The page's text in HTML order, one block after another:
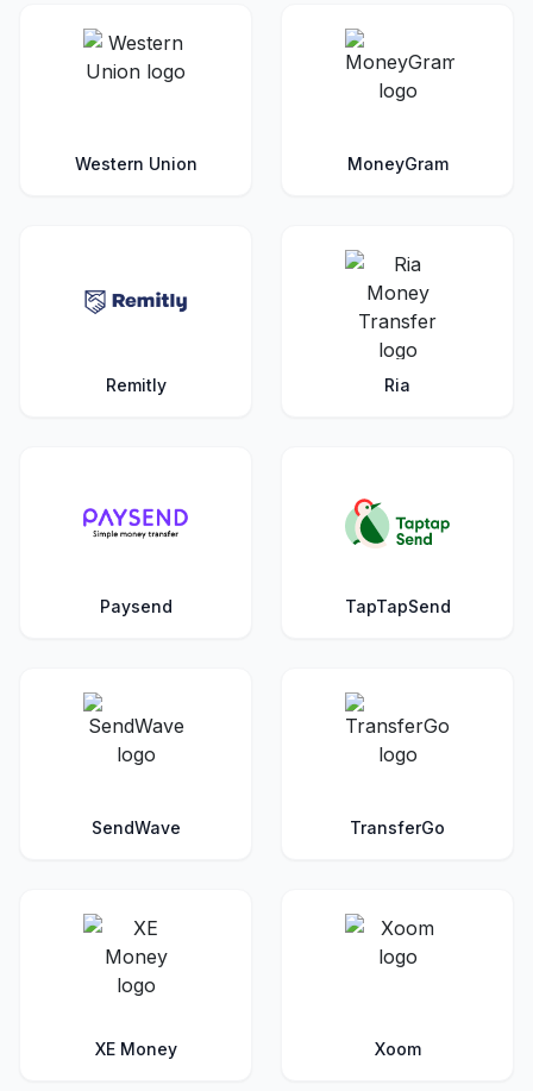
Western Union MoneyGram
Remitly Ria
Paysend TapTapSend
SendWave TransferGo
XE Money Xoom